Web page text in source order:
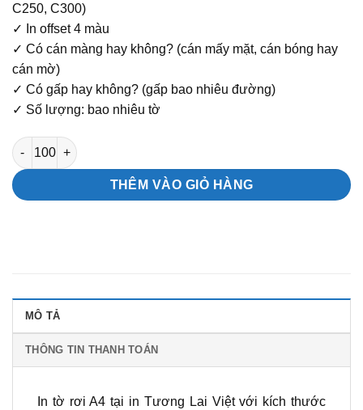
C250, C300)
✓ In offset 4 màu
✓ Có cán màng hay không? (cán mấy mặt, cán bóng hay
cán mờ)
✓ Có gấp hay không? (gấp bao nhiêu đường)
✓ Số lượng: bao nhiêu tờ
In tờ rơi A4 số lượng
THÊM VÀO GIỎ HÀNG
MÔ TẢ
THÔNG TIN THANH TOÁN
In tờ rơi A4 tại in Tương Lai Việt với kích thước